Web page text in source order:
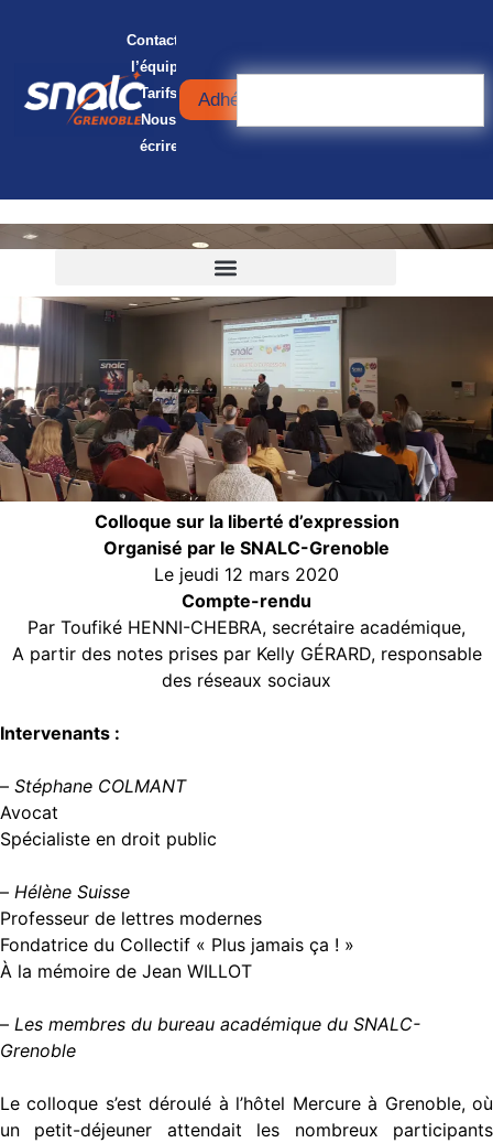
Contacter
l’équipe
Tarifs
Nous
écrire
Adhérer
Colloque sur la liberté d’expression
Organisé par le SNALC-Grenoble
Le jeudi 12 mars 2020
Compte-rendu
Par Toufiké HENNI-CHEBRA, secrétaire académique,
A partir des notes prises par Kelly GÉRARD, responsable
des réseaux sociaux
Intervenants :
– Stéphane COLMANT
Avocat
Spécialiste en droit public
– Hélène Suisse
Professeur de lettres modernes
Fondatrice du Collectif « Plus jamais ça ! »
À la mémoire de Jean WILLOT
– Les membres du bureau académique du SNALC-
Grenoble
Le colloque s’est déroulé à l’hôtel Mercure à Grenoble, où
un petit-déjeuner attendait les nombreux participants